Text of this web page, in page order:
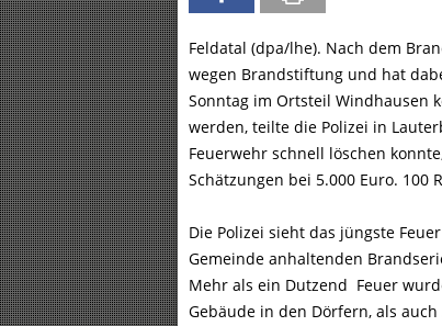
Feldatal (dpa/lhe). Nach dem
wegen Brandstiftung und hat
Sonntag im Ortsteil Windhausen
werden, teilte die Polizei in
Feuerwehr schnell löschen
Schätzungen bei 5.000 Euro.
Die Polizei sieht das jüngste
Gemeinde anhaltenden
Mehr als ein Dutzend Feuer
Gebäude in den Dörfern, als